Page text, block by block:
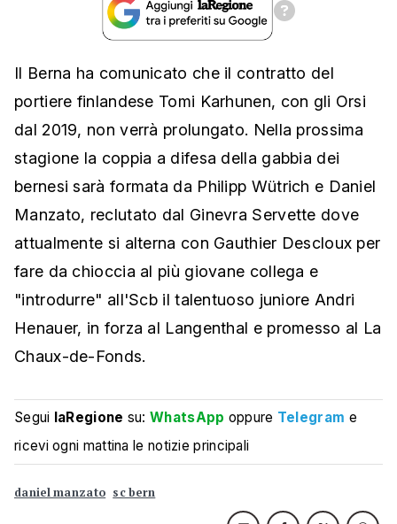
Il Berna ha comunicato che il contratto del
portiere finlandese Tomi Karhunen, con gli Orsi
dal 2019, non verrà prolungato. Nella prossima
stagione la coppia a difesa della gabbia dei
bernesi sarà formata da Philipp Wütrich e Daniel
Manzato, reclutato dal Ginevra Servette dove
attualmente si alterna con Gauthier Descloux per
fare da chioccia al più giovane collega e
"introdurre" all'Scb il talentuoso juniore Andri
Henauer, in forza al Langenthal e promesso al La
Chaux-de-Fonds.
Segui laRegione su:WhatsApp oppure Telegram e
ricevi ogni mattina le notizie principali
daniel manzato sc bern